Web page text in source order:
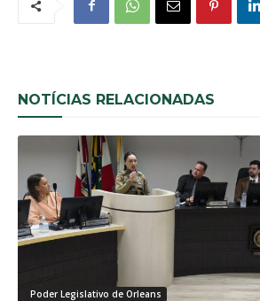
NOTÍCIAS RELACIONADAS
Poder Legislativo de Orleans